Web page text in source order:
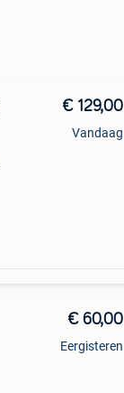
€ 129,00
Vandaag
€ 60,00
Eergisteren